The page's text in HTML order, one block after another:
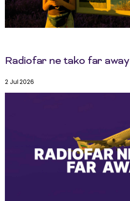
Radiofar ne tako far away
2 Jul 2026